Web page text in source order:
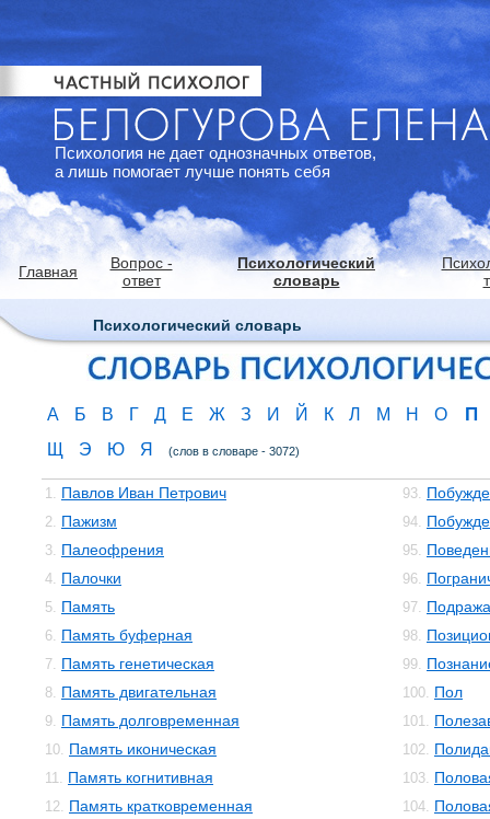
Психология не дает однозначных ответов,
а лишь помогает лучше понять себя
Главная
Вопрос -
ответ
Психологический
словарь
Психологический словарь
А Б В Г Д Е Ж З И Й К Л М Н О П
Щ Э Ю Я (слов в словаре - 3072)
1. Павлов Иван Петрович
2. Пажизм
3. Палеофрения
4. Палочки
5. Память
6. Память буферная
7. Память генетическая
8. Память двигательная
9. Память долговременная
10. Память иконическая
11. Память когнитивная
12. Память кратковременная
93.
94.
95.
96.
97.
98.
99.
100. Пол
101.
102.
103.
104.